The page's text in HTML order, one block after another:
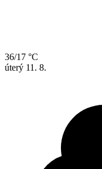
36/17 °C
úterý 11. 8.